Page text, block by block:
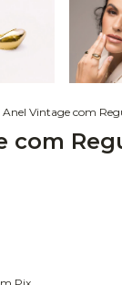
Anel Vintage com
com